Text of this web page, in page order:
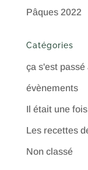
Pâques 2022
Catégories
ça s'est passé
évènements
Il était une
Les recettes
Non classé